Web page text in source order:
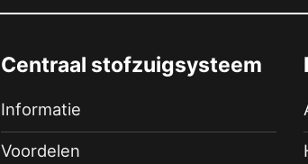
Centraal stofzuigsysteem
Informatie
Voordelen